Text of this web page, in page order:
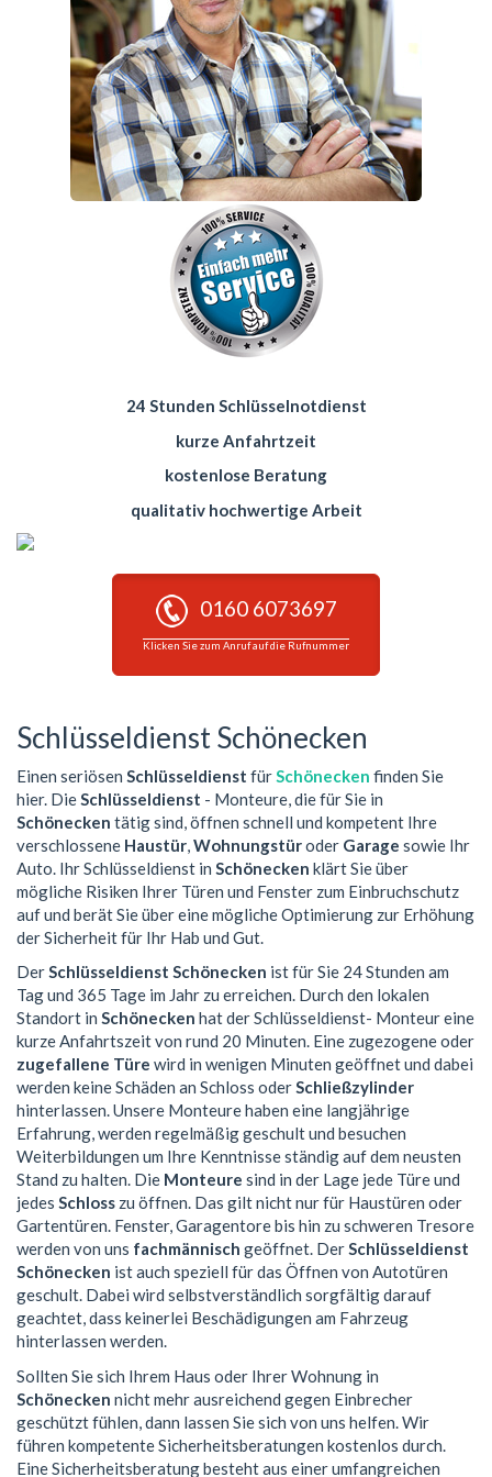
24 Stunden Schlüsselnotdienst
kurze Anfahrtzeit
kostenlose Beratung
qualitativ hochwertige Arbeit
0160 6073697
Klicken Sie zum Anruf auf die Rufnummer
Schlüsseldienst Schönecken
Einen seriösen Schlüsseldienst fürSchönecken finden Sie
hier. DieSchlüsseldienst - Monteure, die für Sie in
Schönecken tätig sind, öffnen schnell und kompetent Ihre
verschlossene Haustür,Wohnungstüroder Garage sowie Ihr
Auto. Ihr Schlüsseldienst in Schönecken klärt Sie über
mögliche Risiken Ihrer Türen und Fenster zum Einbruchschutz
auf und berät Sie über eine mögliche Optimierung zur Erhöhung
der Sicherheit für Ihr Hab und Gut.
DerSchlüsseldienst Schönecken ist für Sie 24 Stunden am
Tag und 365 Tage im Jahr zu erreichen. Durch den lokalen
Standort in Schönecken hat der Schlüsseldienst- Monteur eine
kurze Anfahrtszeit von rund 20 Minuten. Eine zugezogene oder
zugefallene Türe wird in wenigen Minuten geöffnet und dabei
werden keine Schäden an Schloss oderSchließzylinder
hinterlassen. Unsere Monteure haben eine langjährige
Erfahrung, werden regelmäßig geschult und besuchen
Weiterbildungen um Ihre Kenntnisse ständig auf dem neusten
Stand zu halten. Die Monteure sind in der Lage jede Türe und
jedes Schloss zu öffnen. Das gilt nicht nur für Haustüren oder
Gartentüren. Fenster, Garagentore bis hin zu schweren Tresore
werden von uns fachmännisch geöffnet. DerSchlüsseldienst
Schönecken ist auch speziell für das Öffnen von Autotüren
geschult. Dabei wird selbstverständlich sorgfältig darauf
geachtet, dass keinerlei Beschädigungen am Fahrzeug
hinterlassen werden.
Sollten Sie sich Ihrem Haus oder Ihrer Wohnung in
Schönecken nicht mehr ausreichend gegen Einbrecher
geschützt fühlen, dann lassen Sie sich von uns helfen. Wir
führen kompetente Sicherheitsberatungen kostenlos durch.
Eine Sicherheitsberatung besteht aus einer umfangreichen